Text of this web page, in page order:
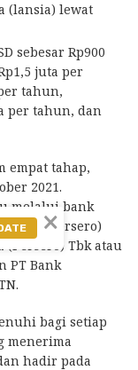
(lansia) lewat
sebesar Rp900
juta per
tahun,
per tahun, dan
empat tahap,
2021.
melalui bank
(Persero)
(Persero) Tbk atau
PT Bank
bagi setiap
menerima
hadir pada
×